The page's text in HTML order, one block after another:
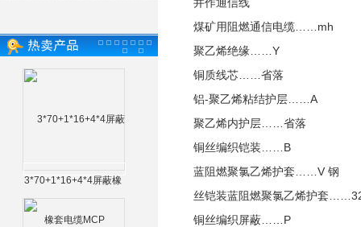
3*70+1*16+4*4屏蔽橡
煤矿用阻燃通信电缆……mh
聚乙烯绝缘……Y
铜质线芯……省落
铝-聚乙烯粘结护层……A
聚乙烯内护层……省落
铜丝编织铠装……B
蓝阻燃聚氯乙烯护套……V 钢
丝铠装蓝阻燃聚氯乙烯护套
铜丝编织屏蔽……P